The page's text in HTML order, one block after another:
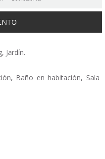
Jardín.
Baño en habitación, Sala